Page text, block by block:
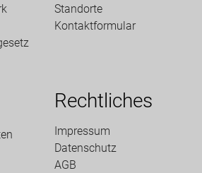
Standorte
Kontaktformular
Rechtliches
Impressum
Datenschutz
AGB